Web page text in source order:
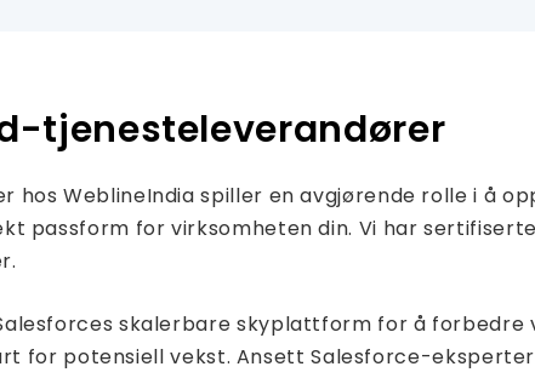
tjenesteleverandører
WeblineIndia spiller en avgjørende rolle i å
passform for virksomheten din. Vi har
skalerbare skyplattform for å
for potensiell vekst. Ansett Salesforce-